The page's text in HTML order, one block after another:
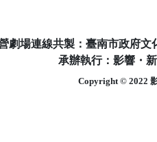
劇場連線共製：臺南市政府
承辦執行：影響・
Copyright © 2022